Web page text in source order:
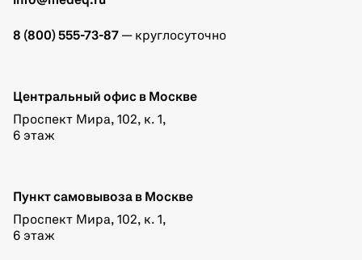
8 (800) 555-73-87 — круглосуточно
Центральный офис в Москве
Проспект Мира, 102, к. 1,
6 этаж
Пункт самовывоза в Москве
Проспект Мира, 102, к. 1,
6 этаж